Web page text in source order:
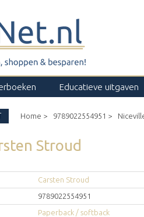
Educatieve uitgaven
Home > 9789022554951 >
Stroud
Carsten Stroud
9789022554951
Paperback / softback